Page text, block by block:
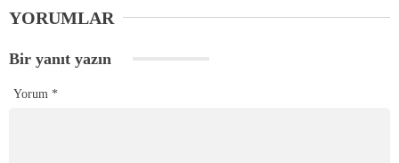
YORUMLAR
Bir yanıt yazın
Yorum *